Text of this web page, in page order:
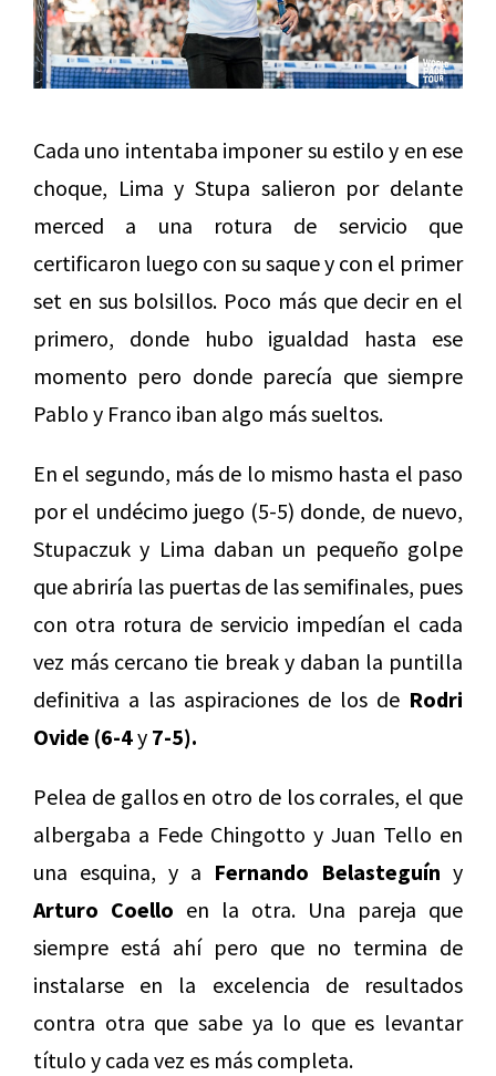
Cada uno intentaba imponer su estilo y en ese
choque, Lima y Stupa salieron por delante
merced a una rotura de servicio que
certificaron luego con su saque y con el primer
set en sus bolsillos. Poco más que decir en el
primero, donde hubo igualdad hasta ese
momento pero donde parecía que siempre
Pablo y Franco iban algo más sueltos.
En el segundo, más de lo mismo hasta el paso
por el undécimo juego (5-5) donde, de nuevo,
Stupaczuk y Lima daban un pequeño golpe
que abriría las puertas de las semifinales, pues
con otra rotura de servicio impedían el cada
vez más cercano tie break y daban la puntilla
definitiva a las aspiraciones de los de Rodri
Ovide (6-4y 7-5).
Pelea de gallos en otro de los corrales, el que
albergaba a Fede Chingotto y Juan Tello en
una esquina, y a Fernando Belasteguín y
Arturo Coello en la otra. Una pareja que
siempre está ahí pero que no termina de
instalarse en la excelencia de resultados
contra otra que sabe ya lo que es levantar
título y cada vez es más completa.